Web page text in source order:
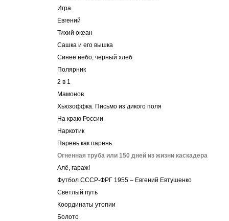
Игра
Евгений
Тихий океан
Cашка и его вышка
Синее небо, черный хлеб
Полярник
2 в 1
Мамонов
Хьюзоффка. Письмо из дикого поля
На краю России
Наркотик
Парень как парень
Огненная труба или 150 дней из жизни каскадера
Алё, гараж!
Футбол СССР-ФРГ 1955 – Евгений Евтушенко
Светлый путь
Координаты утопии
Болото